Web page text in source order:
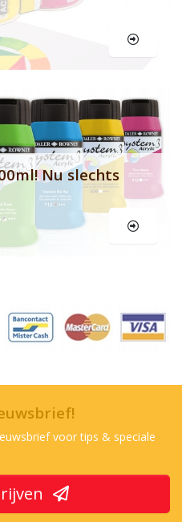
voor tips & speciale